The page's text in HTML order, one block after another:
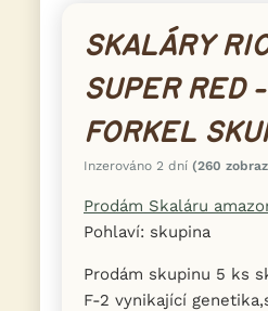
SKALÁRY
SUPER RED
FORKEL
Inzerováno 2 dní (260
Prodám Skaláru
Pohlaví: skupina
Prodám skupinu 5 ks
F-2 vynikající